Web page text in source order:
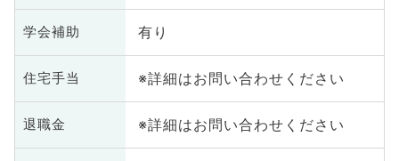
学会補助 有り
住宅手当 ※詳細はお問い合わせください
退職金 ※詳細はお問い合わせください